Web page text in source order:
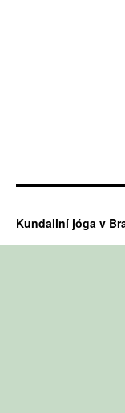
Kundaliní jóga v